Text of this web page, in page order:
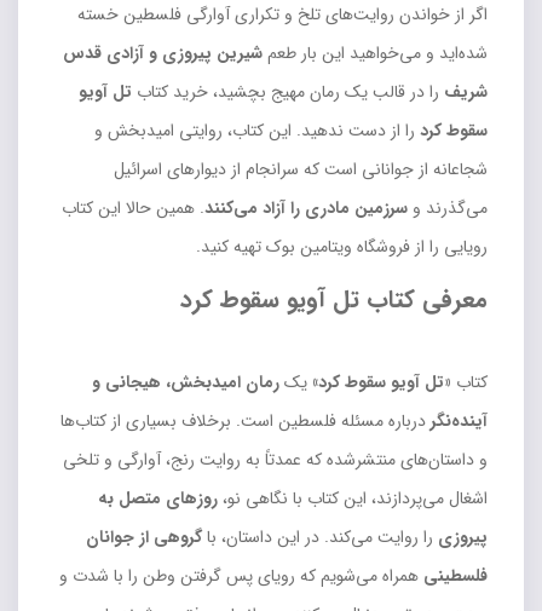
اگر از خواندن روایت‌های تلخ و تکراری آوارگی فلسطین خسته
شده‌اید و می‌خواهید این بار طعمشیرین پیروزی و آزادی قدس
شریف را در قالب یک رمان مهیج بچشید، خرید کتاب تل آویو
سقوط کرد را از دست ندهید. این کتاب، روایتی امیدبخش و
شجاعانه از جوانانی است که سرانجام از دیوارهای اسرائیل
می‌گذرند و سرزمین مادری را آزاد می‌کنند. همین حالا این کتاب
رویایی را از فروشگاه ویتامین بوک تهیه کنید.
معرفی کتاب تل آویو سقوط کرد
کتاب «تل آویو سقوط کرد» یکرمان امیدبخش، هیجانی و
آینده‌نگردرباره مسئله فلسطین است. برخلاف بسیاری از کتاب‌ها
و داستان‌های منتشرشده که عمدتاً به روایت رنج، آوارگی و تلخی
اشغال می‌پردازند، این کتاب با نگاهی نو، روزهای متصل به
پیروزی را روایت می‌کند. در این داستان، باگروهی از جوانان
فلسطینی همراه می‌شویم که رویای پس گرفتن وطن را با شدت و